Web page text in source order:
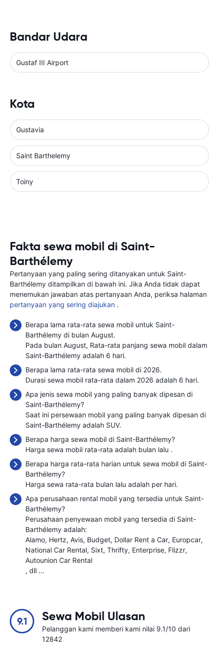
Bandar Udara
Gustaf III Airport
Kota
Gustavia
Saint Barthelemy
Toiny
Fakta sewa mobil di Saint-
Barthélemy
Pertanyaan yang paling sering ditanyakan untuk Saint-
Barthélemy ditampilkan di bawah ini. Jika Anda tidak dapat
menemukan jawaban atas pertanyaan Anda, periksa halaman
pertanyaan yang sering diajukan .
Berapa lama rata-rata sewa mobil untuk Saint-
Barthélemy di bulan August.
Pada bulan August, Rata-rata panjang sewa mobil dalam
Saint-Barthélemy adalah 6 hari.
Berapa lama rata-rata sewa mobil di 2026.
Durasi sewa mobil rata-rata dalam 2026 adalah 6 hari.
Apa jenis sewa mobil yang paling banyak dipesan di
Saint-Barthélemy?
Saat ini persewaan mobil yang paling banyak dipesan di
Saint-Barthélemy adalah SUV.
Berapa harga sewa mobil di Saint-Barthélemy?
Harga sewa mobil rata-rata adalah bulan lalu .
Berapa harga rata-rata harian untuk sewa mobil di Saint-
Barthélemy?
Harga sewa rata-rata bulan lalu adalah per hari.
Apa perusahaan rental mobil yang tersedia untuk Saint-
Barthélemy?
Perusahaan penyewaan mobil yang tersedia di Saint-
Barthélemy adalah:
Alamo Hertz Avis Budget Dollar Rent a Car Europcar
National Car Rental Sixt Thrifty Enterprise Flizzr
Autounion Car Rental
, dll ...
9.1 Sewa Mobil Ulasan
Pelanggan kami memberi kami nilai 9.1/10 dari
12842